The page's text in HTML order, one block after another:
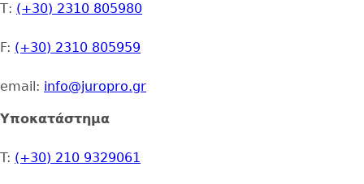
Τ: (+30) 2310 805980
F: (+30) 2310 805959
email: info@juropro.gr
Υποκατάστημα
T: (+30) 210 9329061